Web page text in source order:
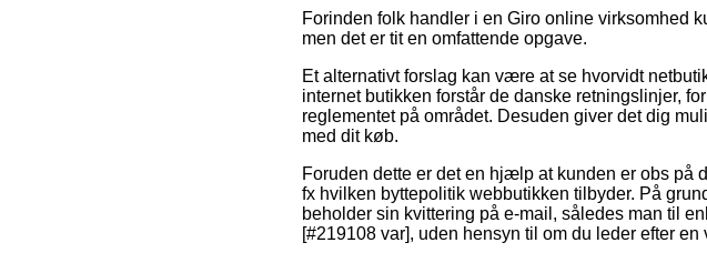
Forinden folk handler i en Giro online virksomhed
men det er tit en omfattende opgave.
Et alternativt forslag kan være at se hvorvidt
internet butikken forstår de danske retningslinjer,
reglementet på området. Desuden giver det dig
med dit køb.
Foruden dette er det en hjælp at kunden er obs
fx hvilken byttepolitik webbutikken tilbyder. På
beholder sin kvittering på e-mail, således man til
[#219108 var], uden hensyn til om du leder efter